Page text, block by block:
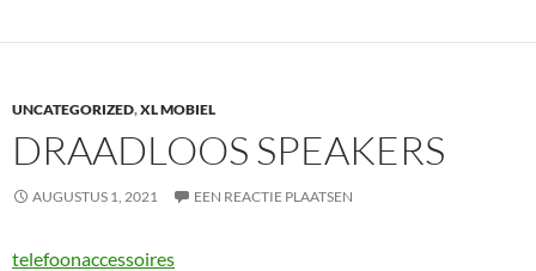
UNCATEGORIZED,XL MOBIEL
DRAADLOOS SPEAKERS
AUGUSTUS 1, 2021 EEN REACTIE PLAATSEN
telefoonaccessoires